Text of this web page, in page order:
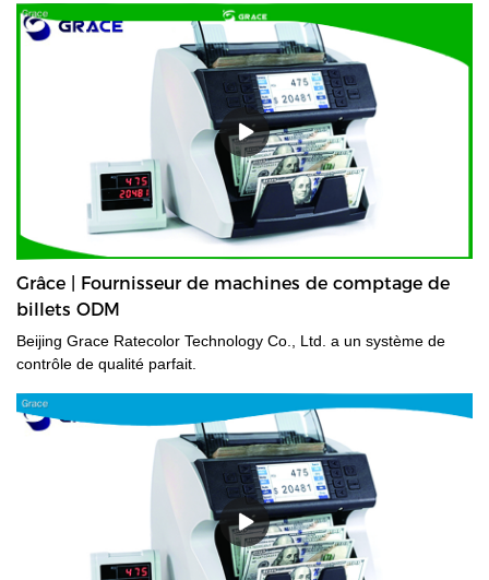
plus, de nombreux essais sont effectués pour sélectionner le bon
matériau avant son entrée en usine.
Grâce | Fournisseur de machines de comptage de
billets ODM
Beijing Grace Ratecolor Technology Co., Ltd. a un système de
contrôle de qualité parfait.